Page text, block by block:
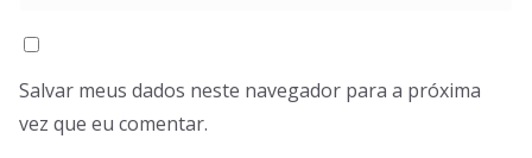
Salvar meus dados neste navegador para a próxima
vez que eu comentar.